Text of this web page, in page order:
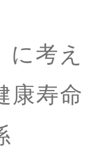
に考え
康寿命